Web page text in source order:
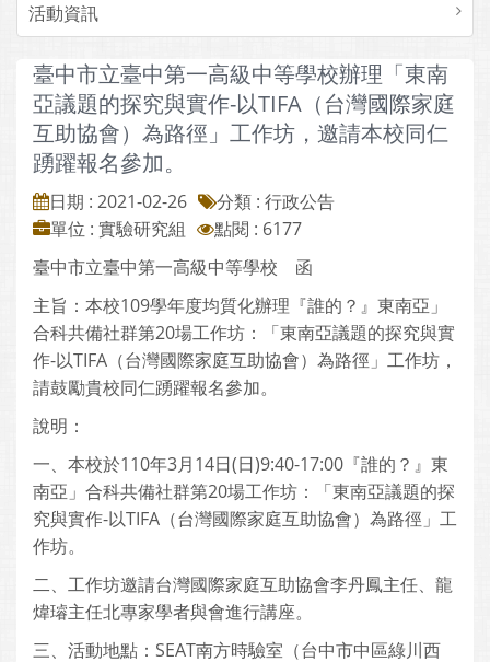
活動資訊
臺中市立臺中第一高級中等學校辦理「東南
亞議題的探究與實作-以TIFA（台灣國際家庭
互助協會）為路徑」工作坊，邀請本校同仁
踴躍報名參加。
日期 : 2021-02-26
分類 : 行政公告
單位 : 實驗研究組
點閱 : 6177
臺中市立臺中第一高級中等學校 函
主旨：本校109學年度均質化辦理『誰的？』東南亞」
合科共備社群第20場工作坊：「東南亞議題的探究與實
作-以TIFA（台灣國際家庭互助協會）為路徑」工作坊，
請鼓勵貴校同仁踴躍報名參加。
說明：
一、本校於110年3月14日(日)9:40-17:00『誰的？』東
南亞」合科共備社群第20場工作坊：「東南亞議題的探
究與實作-以TIFA（台灣國際家庭互助協會）為路徑」工
作坊。
二、工作坊邀請台灣國際家庭互助協會李丹鳳主任、龍
煒璿主任北專家學者與會進行講座。
三、活動地點：SEAT南方時驗室（台中市中區綠川西